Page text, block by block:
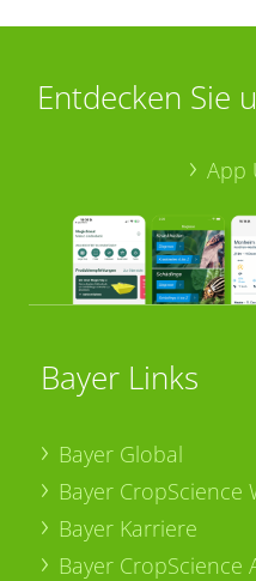
Entdecken Sie
App
Bayer Links
Bayer Global
Bayer CropScience
Bayer Karriere
Bayer CropScience